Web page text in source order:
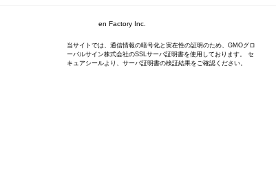
en Factory Inc.
当サイトでは、通信情報の暗号化と実在性の証明のため、GMOグロ
ーバルサイン株式会社のSSLサーバ証明書を使用しております。 セ
キュアシールより、サーバ証明書の検証結果をご確認ください。